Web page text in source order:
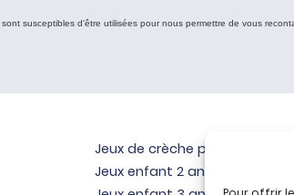
susceptibles d'être utilisées pour nous permettre de vous
Jeux de crèche pour bébé
Jeux enfant 2 ans